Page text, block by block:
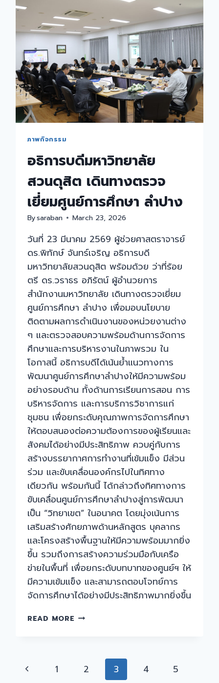
การ
สนับสนุน
การ
กิจกรรม
สร้าง
ราย
ได้
ของ
มหาวิทยาลัย
และ
ด้าน
สนับสนุน
ทุน
การ
ศึกษา
คณะ
กรรมการ
เสริม
กิจการ
มหาวิทยาลัย
ภาพกิจกรรม
อธิการบดีมหาวิทยาลัย
สวนดุสิต เดินทางตรวจ
เยี่ยมศูนย์การศึกษา ลำปาง
Bysaraban March 23, 2026
วันที่ 23 มีนาคม 2569 ผู้ช่วยศาสตราจารย์
ดร.พิทักษ์ จันทร์เจริญ อธิการบดี
มหาวิทยาลัยสวนดุสิต พร้อมด้วย ว่าที่ร้อย
ตรี ดร.วราธร อภิรัตน์ ผู้อำนวยการ
สำนักงานมหาวิทยาลัย เดินทางตรวจเยี่ยม
ศูนย์การศึกษา ลำปาง เพื่อมอบนโยบาย
ติดตามผลการดำเนินงานของหน่วยงานต่าง
ๆ และตรวจสอบความพร้อมด้านการจัดการ
ศึกษาและการบริหารงานในภาพรวม ใน
โอกาสนี้ อธิการบดีได้เน้นย้ำแนวทางการ
พัฒนาศูนย์การศึกษาลำปางให้มีความพร้อม
อย่างรอบด้าน ทั้งด้านการเรียนการสอน การ
บริหารจัดการ และการบริการวิชาการแก่
ชุมชน เพื่อยกระดับคุณภาพการจัดการศึกษา
ให้ตอบสนองต่อความต้องการของผู้เรียนและ
สังคมได้อย่างมีประสิทธิภาพ ควบคู่กับการ
สร้างบรรยากาศการทำงานที่เข้มแข็ง มีส่วน
ร่วม และขับเคลื่อนองค์กรไปในทิศทาง
เดียวกัน พร้อมกันนี้ ได้กล่าวถึงทิศทางการ
ขับเคลื่อนศูนย์การศึกษาลำปางสู่การพัฒนา
เป็น “วิทยาเขต” ในอนาคต โดยมุ่งเน้นการ
เสริมสร้างศักยภาพด้านหลักสูตร บุคลากร
และโครงสร้างพื้นฐานให้มีความพร้อมมากยิ่ง
ขึ้น รวมถึงการสร้างความร่วมมือกับเครือ
ข่ายในพื้นที่ เพื่อยกระดับบทบาทของศูนย์ฯ ให้
มีความเข้มแข็ง และสามารถตอบโจทย์การ
จัดการศึกษาได้อย่างมีประสิทธิภาพมากยิ่งขึ้น
READ MORE อธิการบดี
ตรวจ
Page
Previous
1 2 3 4 5